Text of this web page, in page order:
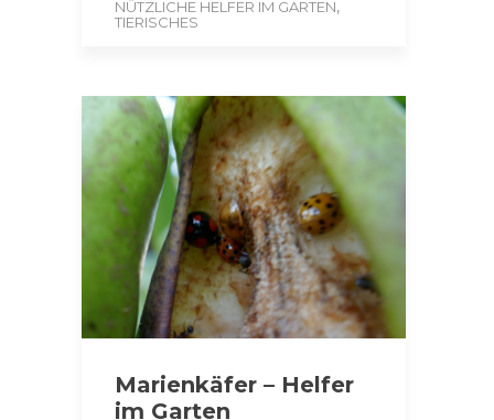
NÜTZLICHE HELFER IM GARTEN,
TIERISCHES
Marienkäfer – Helfer
im Garten